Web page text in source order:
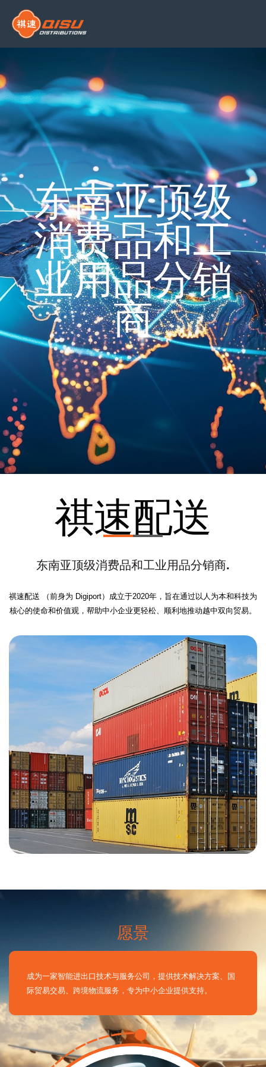
东南亚顶级
消费品和工
业用品分销
商
祺速配送
东南亚顶级消费品和工业用品分销商.
祺速配送 （前身为 Digiport）成立于2020年，旨在通过以人为本和科技为
核心的使命和价值观，帮助中小企业更轻松、顺利地推动越中双向贸易。
愿景
成为一家智能进出口技术与服务公司，提供技术解决方案、国
际贸易交易、跨境物流服务，专为中小企业提供支持。